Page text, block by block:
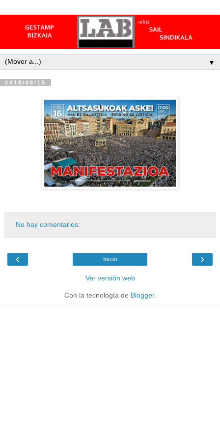
▼
2018/06/15
No hay comentarios:
‹ ›
Inicio
Ver versión web
Con la tecnología de Blogger.